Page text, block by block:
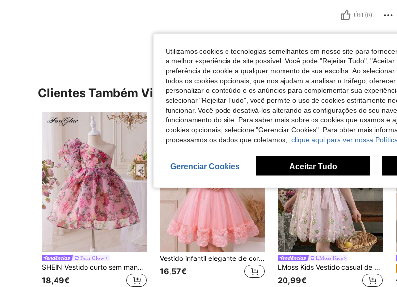
Útil (0)
Clientes Também Visitaram
Fern Glow
SHEIN Vestido curto sem mangas com estampa floral elegante para meninas
18,49€
Vestido infantil elegante de cor sólida com estampa floral 3D em tule, ideal para primavera/verão.
16,57€
LMoss Kids
LMoss Kids Vestido casual de chiffon floral com babados na barra para menina
20,99€
Utilizamos cookies e tecnologias semelhantes em nosso site para
a melhor experiência de site possível. Você pode "Rejeitar Tudo", "Aceitar
preferência de cookie a qualquer momento de sua escolha. Ao
todos os cookies opcionais, que nos ajudam a analisar o tráfego,
personalizar o conteúdo e os anúncios para complementar sua
selecionar "Rejeitar Tudo", você permite o uso de cookies estritamente
funcionar. Você pode desativá-los alterando as configurações do seu
funcionamento do site. Para saber mais sobre os cookies que usamos e
cookies opcionais, selecione "Gerenciar Cookies". Para obter mais
processamos os dados que coletamos, clique aqui para ver nossa
Gerenciar Cookies Aceitar Tudo